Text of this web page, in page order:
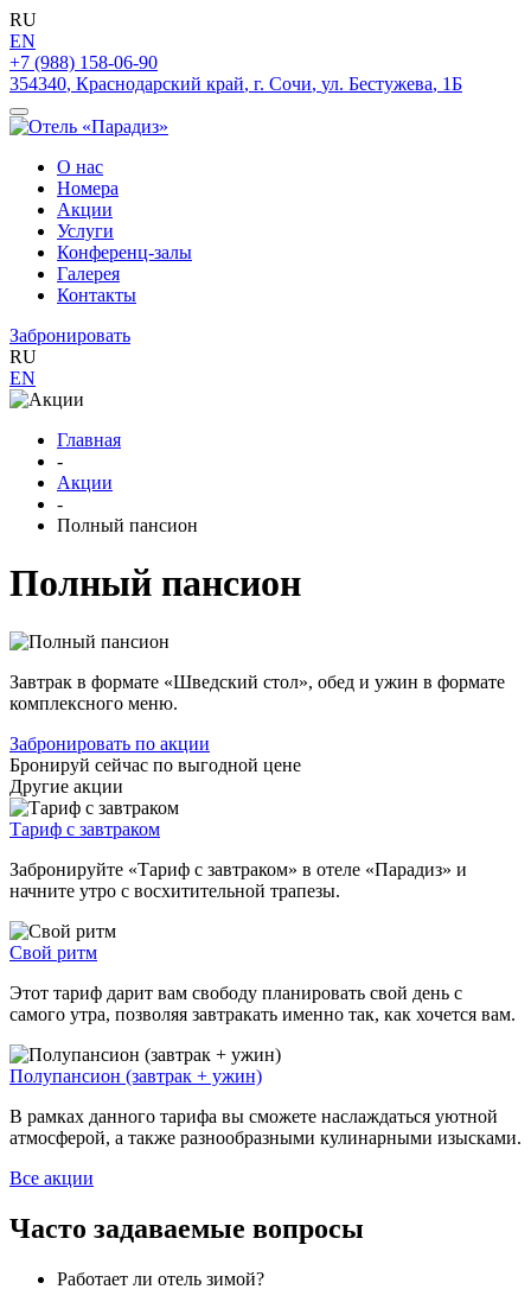
RU
EN
+7 (988) 158-06-90
354340, Краснодарский край, г. Сочи, ул. Бестужева, 1Б
О нас
Номера
Акции
Услуги
Конференц-залы
Галерея
Контакты
Забронировать
RU
EN
Главная
-
Акции
-
Полный пансион
Полный пансион
Завтрак в формате «Шведский стол», обед и ужин в формате
комплексного меню.
Забронировать по акции
Бронируй сейчас по выгодной цене
Другие акции
Тариф с завтраком
Забронируйте «Тариф с завтраком» в отеле «Парадиз» и
начните утро с восхитительной трапезы.
Свой ритм
Этот тариф дарит вам свободу планировать свой день с
самого утра, позволяя завтракать именно так, как хочется вам.
Полупансион (завтрак + ужин)
В рамках данного тарифа вы сможете наслаждаться уютной
атмосферой, а также разнообразными кулинарными изысками.
Все акции
Часто задаваемые вопросы
Работает ли отель зимой?